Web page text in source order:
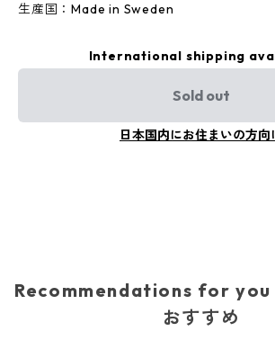
生産国：Made in Sweden
International shipping
Sold out
日本国内にお住まいの方向
Recommendations for you
おすすめ